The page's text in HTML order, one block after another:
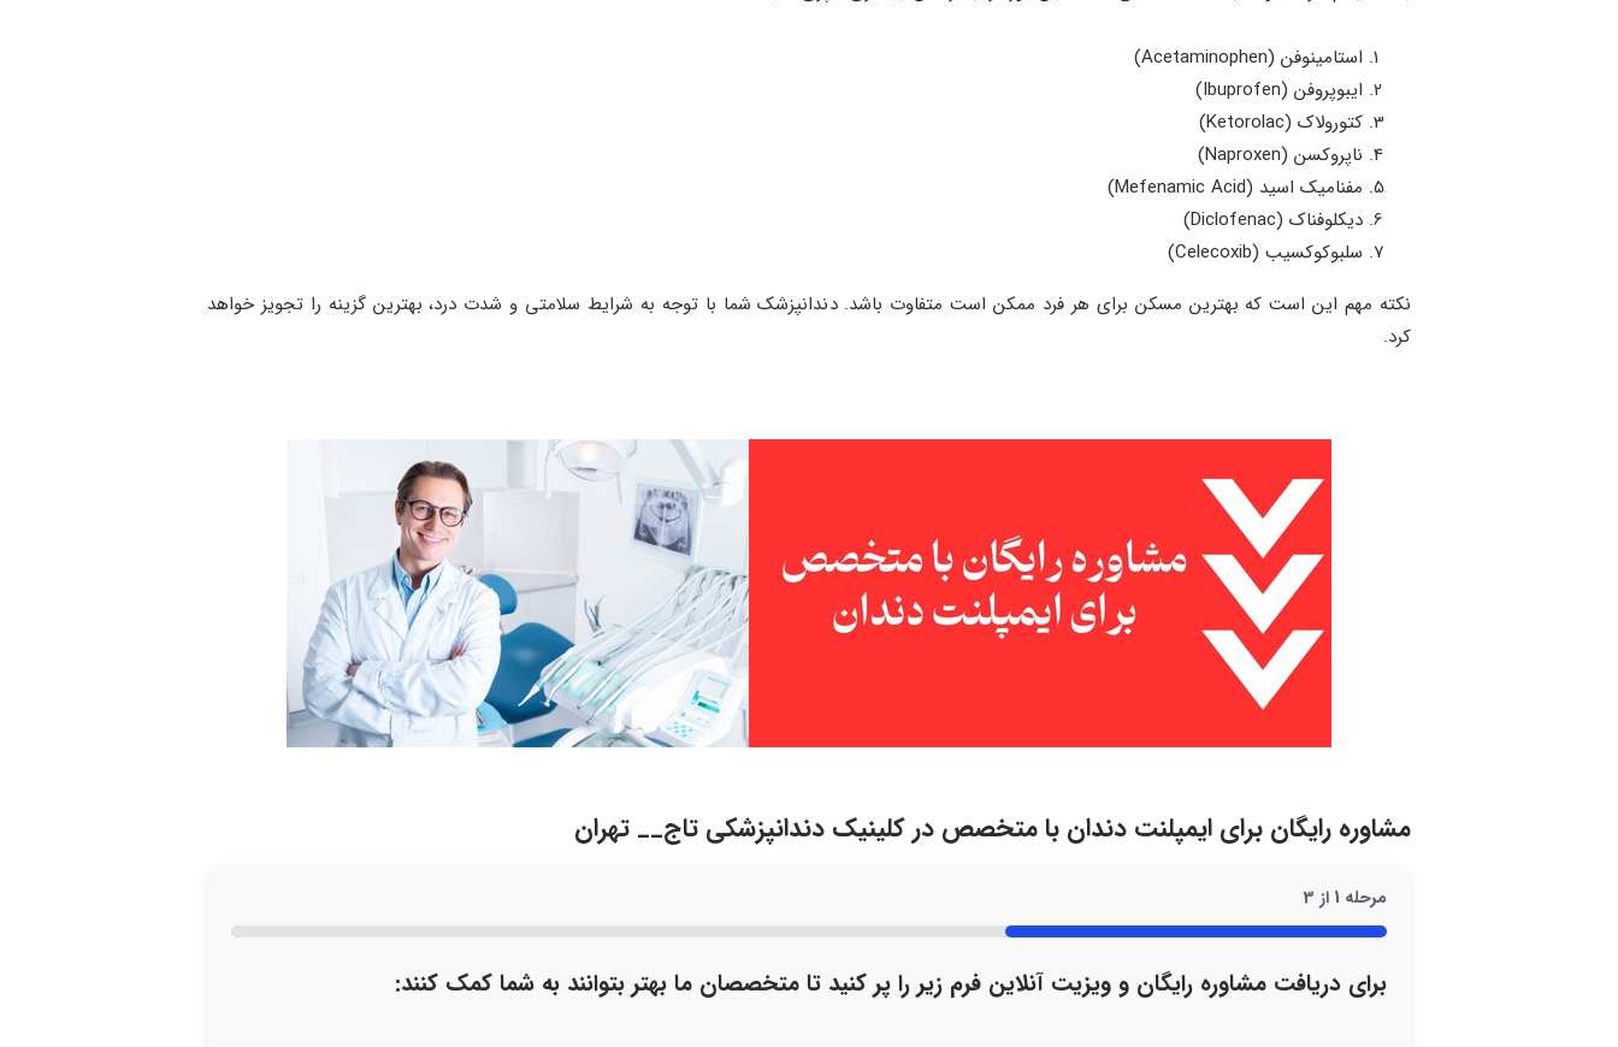
استامینوفن (Acetaminophen)
ایبوپروفن (Ibuprofen)
کتورولاک (Ketorolac)
ناپروکسن (Naproxen)
مفنامیک اسید (Mefenamic Acid)
دیکلوفناک (Diclofenac)
سلبوکوکسیب (Celecoxib)
نکته مهم این است که بهترین مسکن برای هر فرد ممکن است متفاوت باشد. دندانپزشک شما با توجه به شرایط سلامتی و شدت درد، بهترین گزینه را تجویز خواهد
کرد.
مشاوره رایگان برای ایمپلنت دندان با متخصص در کلینیک دندانپزشکی تاج__ تهران
مرحله 1 از 3
33%
برای دریافت مشاوره رایگان و ویزیت آنلاین فرم زیر را پر کنید تا متخصصان ما بهتر بتوانند به شما کمک کنند: